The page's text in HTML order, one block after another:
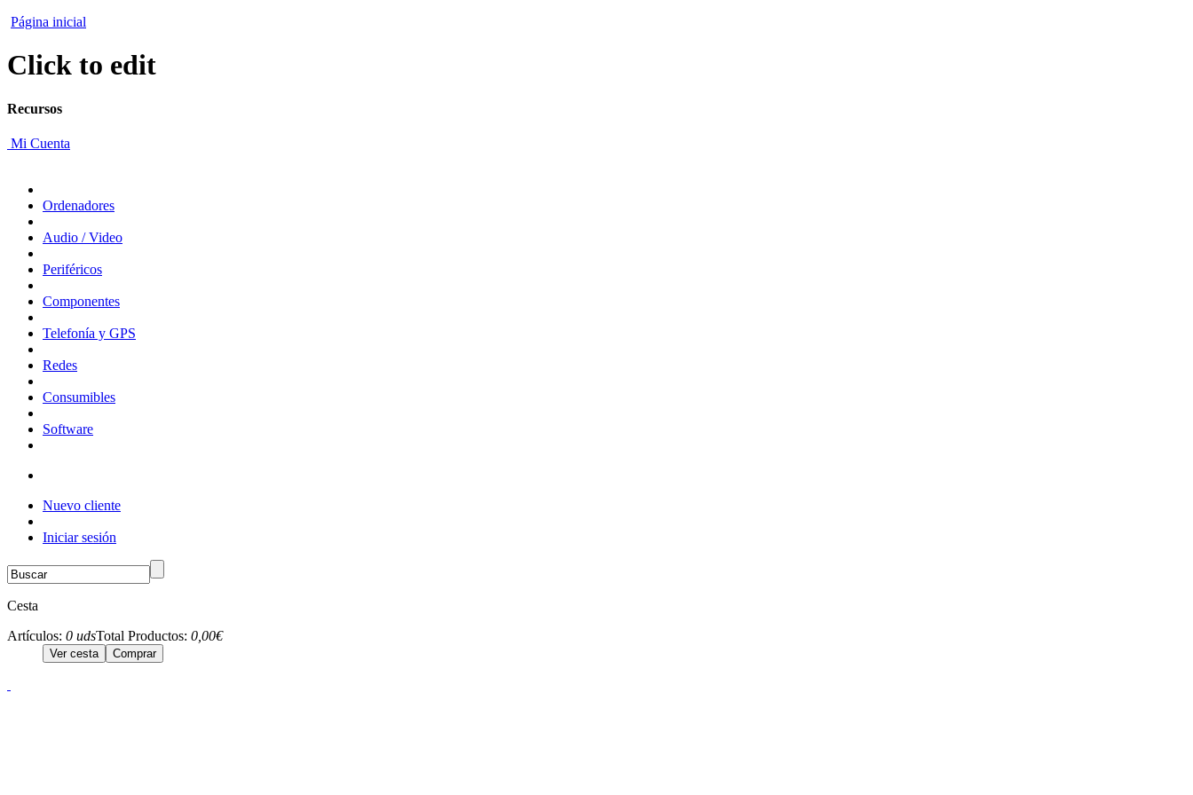
Página inicial
Click to edit
Recursos
Mi Cuenta
Ordenadores
Audio / Video
Periféricos
Componentes
Telefonía y GPS
Redes
Consumibles
Software
Nuevo cliente
Iniciar sesión
Cesta
Artículos: 0 udsTotal Productos: 0,00€